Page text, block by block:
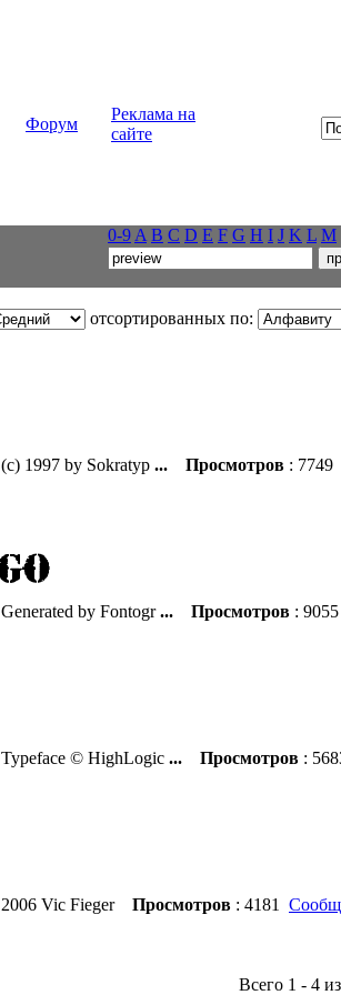
Форум
Реклама на
сайте
0-9 A B C D E F G H I J K L M
отсортированных по:
(c) 1997 by Sokratyp ... Просмотров : 7749
Generated by Fontogr... Просмотров : 9055
Typeface © HighLogic ... Просмотров :
2006 Vic Fieger Просмотров : 4181
Всего 1 - 4